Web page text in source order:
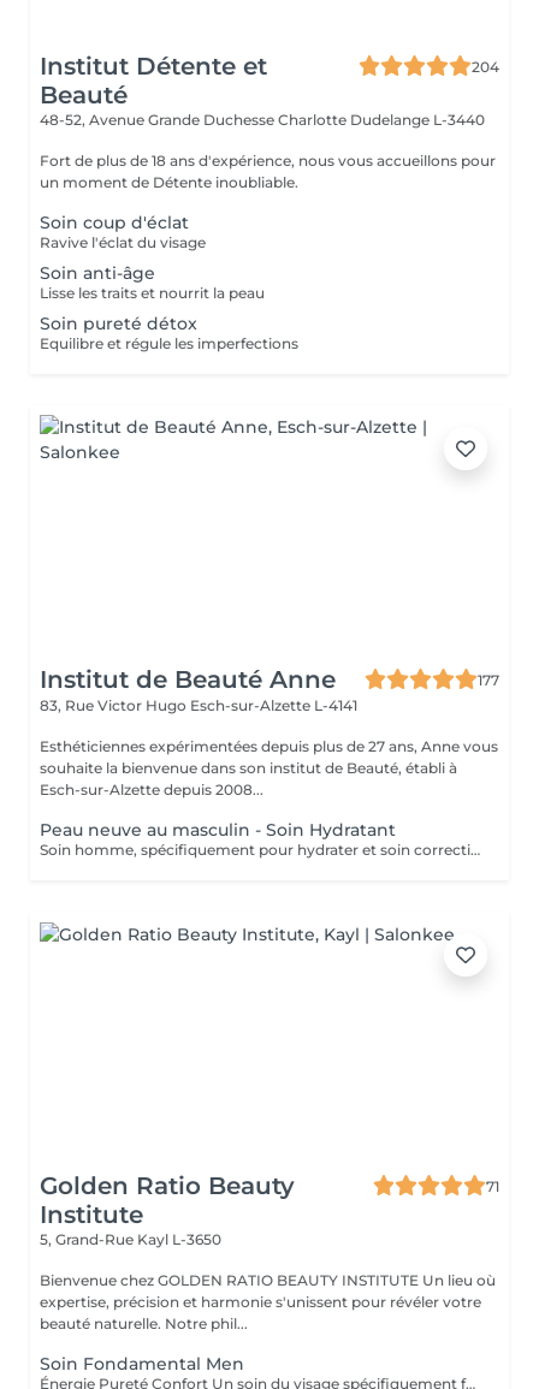
Institut Détente et
Beauté
204
48-52, Avenue Grande Duchesse Charlotte Dudelange L-3440
Fort de plus de 18 ans d'expérience, nous vous accueillons pour
un moment de Détente inoubliable.
Soin coup d'éclat
Ravive l'éclat du visage
Soin anti-âge
Lisse les traits et nourrit la peau
Soin pureté détox
Equilibre et régule les imperfections
Institut de Beauté Anne
177
83, Rue Victor Hugo Esch-sur-Alzette L-4141
Esthéticiennes expérimentées depuis plus de 27 ans, Anne vous
souhaite la bienvenue dans son institut de Beauté, établi à
Esch-sur-Alzette depuis 2008...
Peau neuve au masculin - Soin Hydratant
Soin homme, spécifiquement pour hydrater et soin correction des rides.
Golden Ratio Beauty
Institute
71
5, Grand-Rue Kayl L-3650
Bienvenue chez GOLDEN RATIO BEAUTY INSTITUTE Un lieu où
expertise, précision et harmonie s'unissent pour révéler votre
beauté naturelle. Notre phil...
Soin Fondamental Men
Énergie Pureté Confort Un soin du visage spécifiquement formulé pour répondre aux besoins de la peau masculine : plus épaisse, plus sujette aux brillances, aux irritations post-rasage et au stress oxydatif. Ce rituel allie nettoyage profond, massage énergisant et actifs revitalisants pour purifier, hydrater et renforcer la peau. Les tensions s'estompent, le teint retrouve éclat et fraîcheur. Un moment de soin sobre, efficace et parfaitement adapté aux hommes d'aujourd'hui. Résultat : une peau nette, tonique, visiblement plus saine et rechargée.